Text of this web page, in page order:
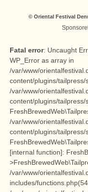
© Oriental Festival
Fatal error: Uncaught
WP_Error as array in
/var/www/
content/plugins/
/var/www/
content/plugins/
/var/www/
content/plugins/tailpress/
[internal function]:
/var/www/
includes/